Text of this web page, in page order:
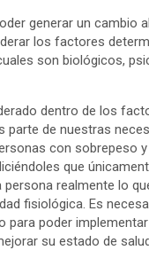
generar un cambio
los factores
son biológicos,
dentro de los
parte de nuestras
con sobrepeso
que
realmente lo
fisiológica. Es
para poder
su estado de